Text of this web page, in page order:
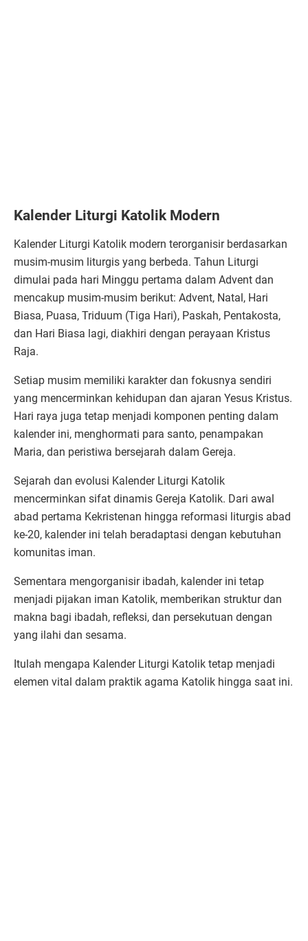
Kalender Liturgi Katolik Modern
Kalender Liturgi Katolik modern terorganisir berdasarkan
musim-musim liturgis yang berbeda. Tahun Liturgi
dimulai pada hari Minggu pertama dalam Advent dan
mencakup musim-musim berikut: Advent, Natal, Hari
Biasa, Puasa, Triduum (Tiga Hari), Paskah, Pentakosta,
dan Hari Biasa lagi, diakhiri dengan perayaan Kristus
Raja.
Setiap musim memiliki karakter dan fokusnya sendiri
yang mencerminkan kehidupan dan ajaran Yesus Kristus.
Hari raya juga tetap menjadi komponen penting dalam
kalender ini, menghormati para santo, penampakan
Maria, dan peristiwa bersejarah dalam Gereja.
Sejarah dan evolusi Kalender Liturgi Katolik
mencerminkan sifat dinamis Gereja Katolik. Dari awal
abad pertama Kekristenan hingga reformasi liturgis abad
ke-20, kalender ini telah beradaptasi dengan kebutuhan
komunitas iman.
Sementara mengorganisir ibadah, kalender ini tetap
menjadi pijakan iman Katolik, memberikan struktur dan
makna bagi ibadah, refleksi, dan persekutuan dengan
yang ilahi dan sesama.
Itulah mengapa Kalender Liturgi Katolik tetap menjadi
elemen vital dalam praktik agama Katolik hingga saat ini.